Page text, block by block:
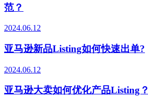
范？
2024.06.12
亚马逊新品Listing如何快速出单?
2024.06.12
亚马逊大卖如何优化产品Listing？